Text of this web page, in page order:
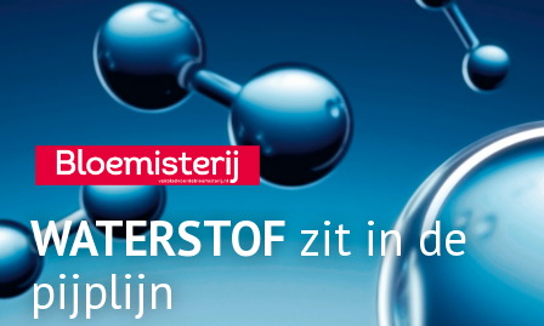
WATERSTOFzit in de
pijplijn